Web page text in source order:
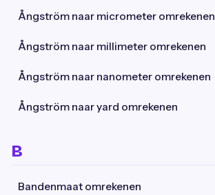
Ångström naar micrometer omrekenen
Ångström naar millimeter omrekenen
Ångström naar nanometer omrekenen
Ångström naar yard omrekenen
B
Bandenmaat omrekenen